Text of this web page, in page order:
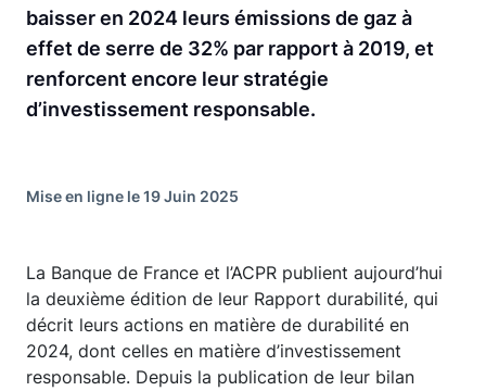
baisser en 2024 leurs émissions de gaz à
effet de serre de 32% par rapport à 2019, et
renforcent encore leur stratégie
d’investissement responsable.
Mise en ligne le 19 Juin 2025
La Banque de France et l’ACPR publient aujourd’hui
la deuxième édition de leur Rapport durabilité, qui
décrit leurs actions en matière de durabilité en
2024, dont celles en matière d’investissement
responsable. Depuis la publication de leur bilan